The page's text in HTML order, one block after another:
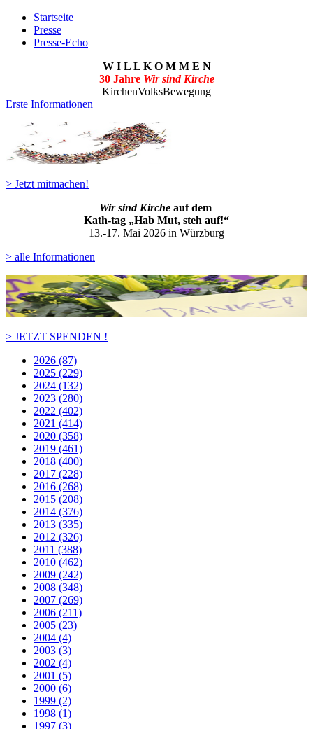
Startseite
Presse
Presse-Echo
W I L L K O M M E N
30 Jahre Wir sind Kirche
KirchenVolksBewegung
Erste Informationen
> Jetzt mitmachen!
Wir sind Kirche auf dem
Kath-tag „Hab Mut, steh auf!“
13.-17. Mai 2026 in Würzburg
> alle Informationen
> JETZT SPENDEN !
2026 (87)
2025 (229)
2024 (132)
2023 (280)
2022 (402)
2021 (414)
2020 (358)
2019 (461)
2018 (400)
2017 (228)
2016 (268)
2015 (208)
2014 (376)
2013 (335)
2012 (326)
2011 (388)
2010 (462)
2009 (242)
2008 (348)
2007 (269)
2006 (211)
2005 (23)
2004 (4)
2003 (3)
2002 (4)
2001 (5)
2000 (6)
1999 (2)
1998 (1)
1997 (3)